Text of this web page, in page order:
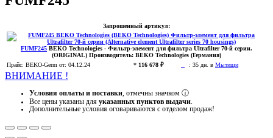
Запрошенный артикул:
FUMF245 BEKO Technologies - Фильтр-элемент для фильтра Ultrafilter 70-й серии.
(ORIGINAL) Производитель: BEKO Technologies (Германия)
Прайс: BEKO-Germ от: 04.12.24 * 116 678 ₽ : 35 дн. в Мытищи
ВНИМАНИЕ !
Условия оплаты и поставки , отмечны значком ⓘ
Все цены указаны для указанных пунктов выдачи
Дополнительные условия оговариваются с отделом продаж!